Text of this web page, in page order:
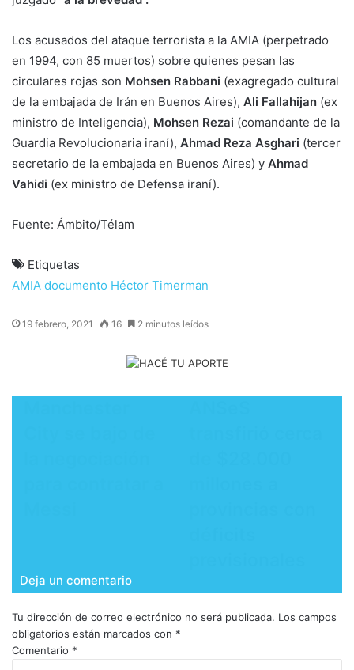
Los acusados del ataque terrorista a la AMIA (perpetrado
en 1994, con 85 muertos) sobre quienes pesan las
circulares rojas son Mohsen Rabbani (exagregado cultural
de la embajada de Irán en Buenos Aires), Ali Fallahijan (ex
ministro de Inteligencia), Mohsen Rezai (comandante de la
Guardia Revolucionaria iraní), Ahmad Reza Asghari (tercer
secretario de la embajada en Buenos Aires) y Ahmad
Vahidi (ex ministro de Defensa iraní).
Fuente: Ámbito/Télam
Etiquetas
AMIA documento Héctor Timerman
19 febrero, 2021 16 2 minutos leídos
Deja un comentario
Tu dirección de correo electrónico no será publicada. Los campos
obligatorios están marcados con *
Comentario *